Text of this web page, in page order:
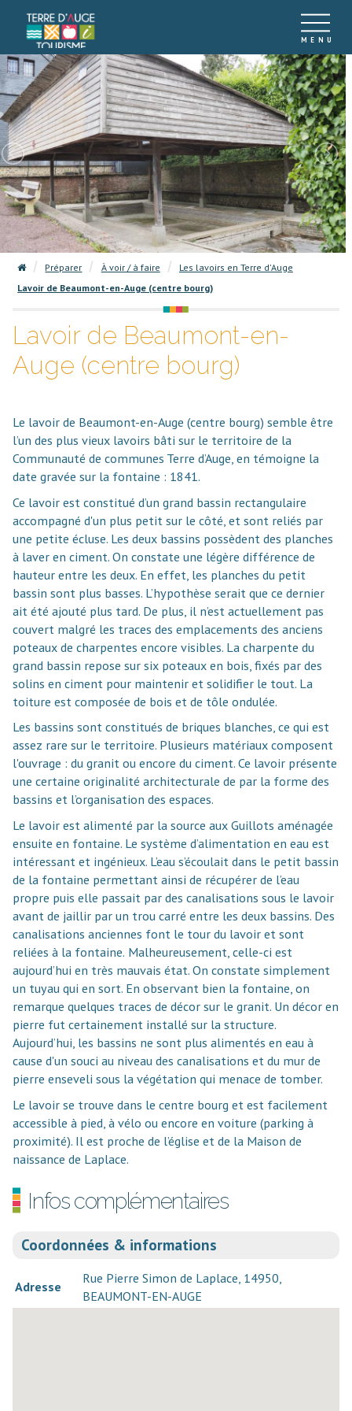
Préparer À voir / à faire
Les lavoirs en Terre d'Auge
Lavoir de Beaumont-en-Auge (centre bourg)
Lavoir de Beaumont-en-
Auge (centre bourg)
Le lavoir de Beaumont-en-Auge (centre bourg) semble être
l’un des plus vieux lavoirs bâti sur le territoire de la
Communauté de communes Terre d’Auge, en témoigne la
date gravée sur la fontaine : 1841.
Ce lavoir est constitué d’un grand bassin rectangulaire
accompagné d'un plus petit sur le côté, et sont reliés par
une petite écluse. Les deux bassins possèdent des planches
à laver en ciment. On constate une légère différence de
hauteur entre les deux. En effet, les planches du petit
bassin sont plus basses. L’hypothèse serait que ce dernier
ait été ajouté plus tard. De plus, il n’est actuellement pas
couvert malgré les traces des emplacements des anciens
poteaux de charpentes encore visibles. La charpente du
grand bassin repose sur six poteaux en bois, fixés par des
solins en ciment pour maintenir et solidifier le tout. La
toiture est composée de bois et de tôle ondulée.
Les bassins sont constitués de briques blanches, ce qui est
assez rare sur le territoire. Plusieurs matériaux composent
l'ouvrage : du granit ou encore du ciment. Ce lavoir présente
une certaine originalité architecturale de par la forme des
bassins et l’organisation des espaces.
Le lavoir est alimenté par la source aux Guillots aménagée
ensuite en fontaine. Le système d’alimentation en eau est
intéressant et ingénieux. L’eau s’écoulait dans le petit bassin
de la fontaine permettant ainsi de récupérer de l’eau
propre puis elle passait par des canalisations sous le lavoir
avant de jaillir par un trou carré entre les deux bassins. Des
canalisations anciennes font le tour du lavoir et sont
reliées à la fontaine. Malheureusement, celle-ci est
aujourd’hui en très mauvais état. On constate simplement
un tuyau qui en sort. En observant bien la fontaine, on
remarque quelques traces de décor sur le granit. Un décor en
pierre fut certainement installé sur la structure.
Aujourd’hui, les bassins ne sont plus alimentés en eau à
cause d'un souci au niveau des canalisations et du mur de
pierre enseveli sous la végétation qui menace de tomber.
Le lavoir se trouve dans le centre bourg et est facilement
accessible à pied, à vélo ou encore en voiture (parking à
proximité). Il est proche de l’église et de la Maison de
naissance de Laplace.
Infos complémentaires
Coordonnées & informations
Adresse
Rue Pierre Simon de Laplace, 14950,
BEAUMONT-EN-AUGE